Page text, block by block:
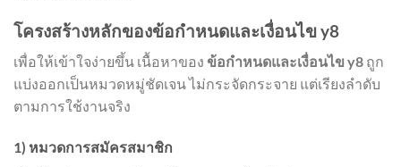
โครงสร้างหลักของข้อกำหนดและเงื่อนไข y8
เพื่อให้เข้าใจง่ายขึ้น เนื้อหาของ ข้อกำหนดและเงื่อนไข y8 ถูก
แบ่งออกเป็นหมวดหมู่ชัดเจน ไม่กระจัดกระจาย แต่เรียงลำดับ
ตามการใช้งานจริง
1) หมวดการสมัครสมาชิก